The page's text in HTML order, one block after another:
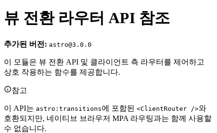
뷰 전환 라우터 API 참조
추가된 버전: astro@3.0.0
이 모듈은 뷰 전환 API 및 클라이언트 측 라우터를 제어하고
상호 작용하는 함수를 제공합니다.
참고
이 API는 astro:transitions에 포함된 <ClientRouter />와
호환되지만, 네이티브 브라우저 MPA 라우팅과는 함께 사용할
수 없습니다.